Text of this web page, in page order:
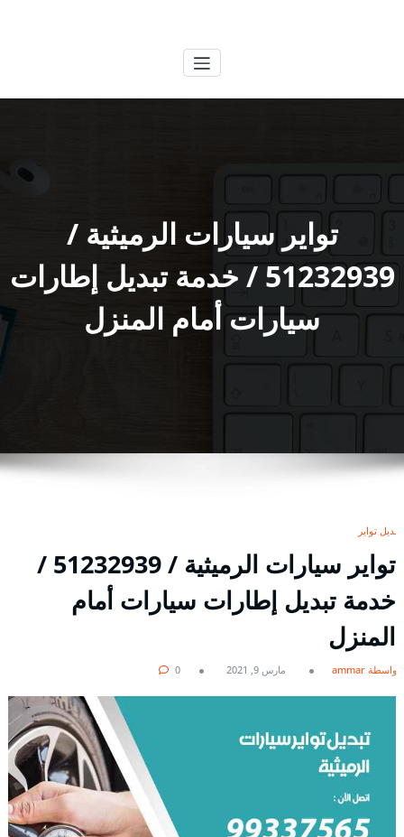
تواير سيارات الرميثية /
51232939‬ / خدمة تبديل إطارات
سيارات أمام المنزل
تبديل تواير
تواير سيارات الرميثية / 51232939‬ /
خدمة تبديل إطارات سيارات أمام
المنزل
بواسطة ammar مارس 9, 2021 0